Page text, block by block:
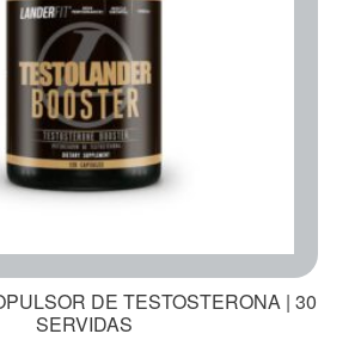
DE TESTOSTERONA | 30
SERVIDAS